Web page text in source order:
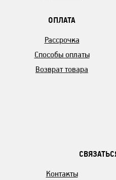
ОПЛАТА
Рассрочка
Способы оплаты
Возврат товара
Контакты